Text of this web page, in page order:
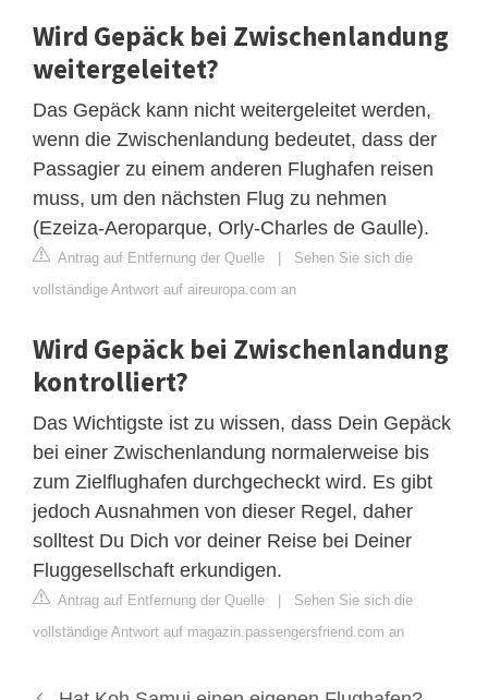
Wird Gepäck bei Zwischenlandung
weitergeleitet?
Das Gepäck kann nicht weitergeleitet werden,
wenn die Zwischenlandung bedeutet, dass der
Passagier zu einem anderen Flughafen reisen
muss, um den nächsten Flug zu nehmen
(Ezeiza-Aeroparque, Orly-Charles de Gaulle).
Antrag auf Entfernung der Quelle | Sehen Sie sich die
vollständige Antwort auf aireuropa.com an
Wird Gepäck bei Zwischenlandung
kontrolliert?
Das Wichtigste ist zu wissen, dass Dein Gepäck
bei einer Zwischenlandung normalerweise bis
zum Zielflughafen durchgecheckt wird. Es gibt
jedoch Ausnahmen von dieser Regel, daher
solltest Du Dich vor deiner Reise bei Deiner
Fluggesellschaft erkundigen.
Antrag auf Entfernung der Quelle | Sehen Sie sich die
vollständige Antwort auf magazin.passengersfriend.com an